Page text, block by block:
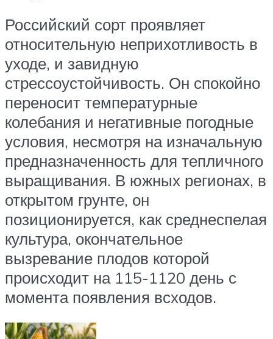
Российский сорт проявляет
относительную неприхотливость в
уходе, и завидную
стрессоустойчивость. Он спокойно
переносит температурные
колебания и негативные погодные
условия, несмотря на изначальную
предназначенность для тепличного
выращивания. В южных регионах, в
открытом грунте, он
позиционируется, как среднеспелая
культура, окончательное
вызревание плодов которой
происходит на 115-1120 день с
момента появления всходов.